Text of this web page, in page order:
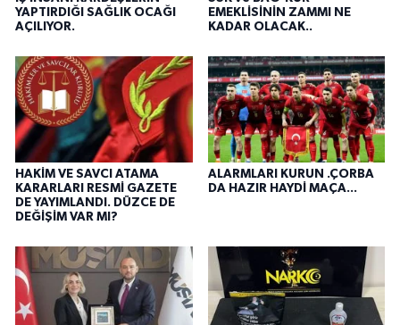
YAPTIRDIĞI SAĞLIK OCAĞI
AÇILIYOR.
EMEKLİSİNİN ZAMMI NE
KADAR OLACAK..
HAKİM VE SAVCI ATAMA
KARARLARI RESMİ GAZETE
DE YAYIMLANDI. DÜZCE DE
DEĞİŞİM VAR MI?
ALARMLARI KURUN .ÇORBA
DA HAZIR HAYDİ MAÇA...